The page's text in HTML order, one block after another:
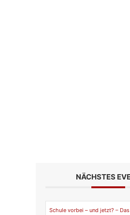
NÄCHSTES
Schule vorbei – und jetzt? –